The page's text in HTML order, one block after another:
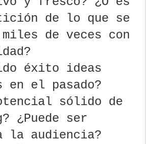
de lo que se
miles de veces con
éxito ideas
en el pasado?
sólido de
¿Puede ser
la audiencia?